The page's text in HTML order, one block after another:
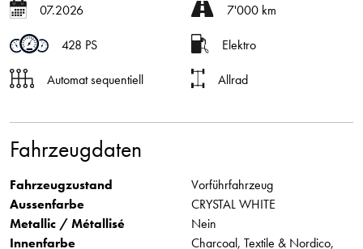
07.2026 7'000 km
428 PS Elektro
Automat sequentiell Allrad
Fahrzeugdaten
Fahrzeugzustand
Vorführfahrzeug
Aussenfarbe
CRYSTAL WHITE
Metallic / Métallisé
Nein
Innenfarbe
Charcoal, Textile & Nordico,